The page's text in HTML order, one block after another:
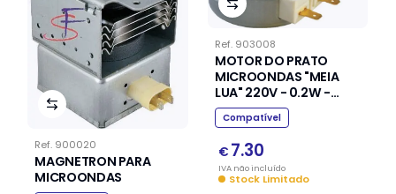
Ref. 900020
MAGNETRON PARA
MICROONDAS
Ref. 903008
MOTOR DO PRATO
MICROONDAS "MEIA
LUA" 220V - 0.2W -
4RPM
Compatível
€ 7.30
IVA nãoincluído
Stock Limitado